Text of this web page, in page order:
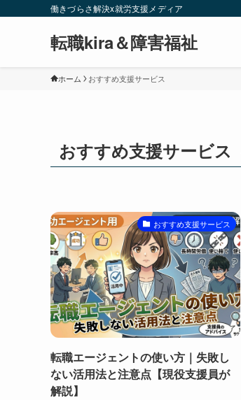
働きづらさ解決x就労支援メディア
転職kira＆障害福祉
ホーム おすすめ支援サービス
おすすめ支援サービス
おすすめ支援サービス
転職エージェントの使い方｜失敗し
ない活用法と注意点【現役支援員が
解説】